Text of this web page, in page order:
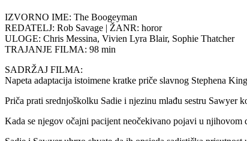
IZVORNO IME: The Boogeyman
REDATELJ: Rob Savage | ŽANR: horor
ULOGE: Chris Messina, Vivien Lyra Blair, Sophie Thatcher
TRAJANJE FILMA: 98 min
SADRŽAJ FILMA:
Napeta adaptacija istoimene kratke priče slavnog Stephena
Priča prati srednjoškolku Sadie i njezinu mlađu sestru Sawyer
Kada se njegov očajni pacijent neočekivano pojavi u